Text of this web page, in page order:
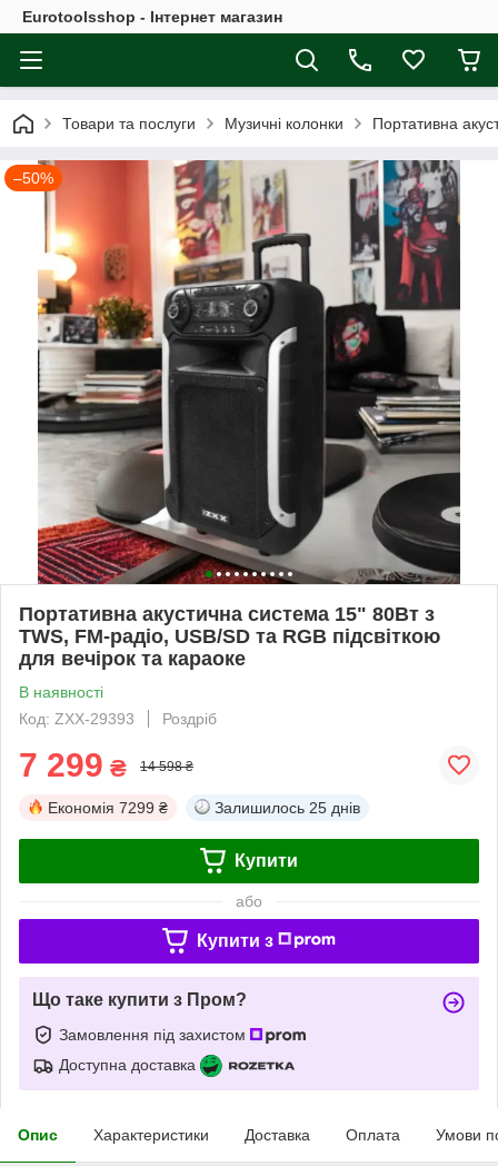
Eurotoolsshop - Інтернет магазин
Товари та послуги Музичні колонки Портативна
–50%
Портативна акустична система 15" 80Вт з
TWS, FM-радіо, USB/SD та RGB підсвіткою
для вечірок та караоке
В наявності
Код: ZXX-29393
Роздріб
7 299 ₴ 14 598 ₴
Економія 7299 ₴ Залишилось 25 днів
Купити
або
Купити з
Що таке купити з Пром?
Замовлення під захистом
Доступна доставка
Опис Характеристики Доставка Оплата Умови